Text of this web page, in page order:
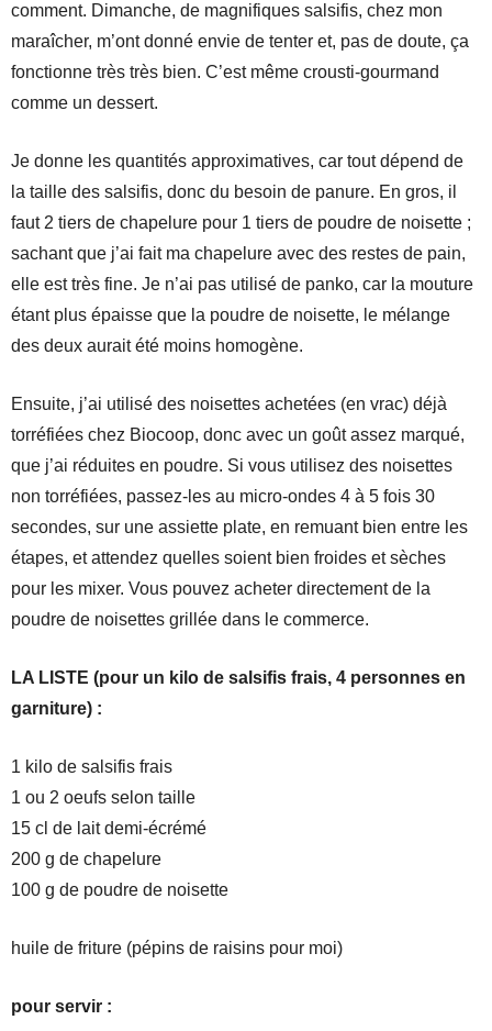
comment. Dimanche, de magnifiques salsifis, chez mon
maraîcher, m’ont donné envie de tenter et, pas de doute, ça
fonctionne très très bien. C’est même crousti-gourmand
comme un dessert.
Je donne les quantités approximatives, car tout dépend de
la taille des salsifis, donc du besoin de panure. En gros, il
faut 2 tiers de chapelure pour 1 tiers de poudre de noisette ;
sachant que j’ai fait ma chapelure avec des restes de pain,
elle est très fine. Je n’ai pas utilisé de panko, car la mouture
étant plus épaisse que la poudre de noisette, le mélange
des deux aurait été moins homogène.
Ensuite, j’ai utilisé des noisettes achetées (en vrac) déjà
torréfiées chez Biocoop, donc avec un goût assez marqué,
que j’ai réduites en poudre. Si vous utilisez des noisettes
non torréfiées, passez-les au micro-ondes 4 à 5 fois 30
secondes, sur une assiette plate, en remuant bien entre les
étapes, et attendez quelles soient bien froides et sèches
pour les mixer. Vous pouvez acheter directement de la
poudre de noisettes grillée dans le commerce.
LA LISTE (pour un kilo de salsifis frais, 4 personnes en
garniture) :
1 kilo de salsifis frais
1 ou 2 oeufs selon taille
15 cl de lait demi-écrémé
200 g de chapelure
100 g de poudre de noisette
huile de friture (pépins de raisins pour moi)
pour servir :